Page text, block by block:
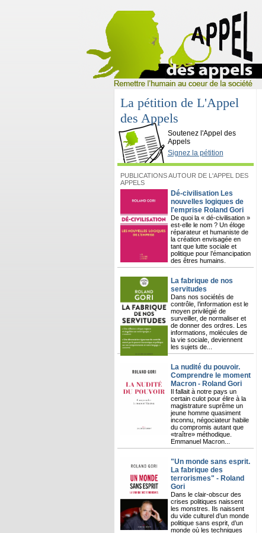
L'Appel des Appels
La pétition de L'Appel
des Appels
Soutenez l'Appel des
Appels
Signez la pétition
PUBLICATIONS AUTOUR DE L'APPEL DES
APPELS
Dé-civilisation Les
nouvelles logiques de
l'emprise Roland Gori
De quoi la « dé-civilisation »
est-elle le nom ? Un éloge
réparateur et humaniste de
la création envisagée en
tant que lutte sociale et
politique pour l’émancipation
des êtres humains.
La fabrique de nos
servitudes
Dans nos sociétés de
contrôle, l’information est le
moyen privilégié de
surveiller, de normaliser et
de donner des ordres. Les
informations, molécules de
la vie sociale, deviennent
les sujets de...
La nudité du pouvoir.
Comprendre le moment
Macron - Roland Gori
Il fallait à notre pays un
certain culot pour élire à la
magistrature suprême un
jeune homme quasiment
inconnu, négociateur habile
du compromis autant que
«traître» méthodique.
Emmanuel Macron...
"Un monde sans esprit.
La fabrique des
terrorismes" - Roland
Gori
Dans le clair-obscur des
crises politiques naissent
les monstres. Ils naissent
du vide culturel d’un monde
politique sans esprit, d’un
monde où les techniques